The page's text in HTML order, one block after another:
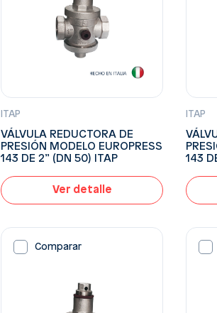
ITAP
VÁLVULA REDUCTORA DE
PRESIÓN MODELO EUROPRESS
143 DE 2” (DN 50) ITAP
Ver detalle
ITAP
143
Comparar